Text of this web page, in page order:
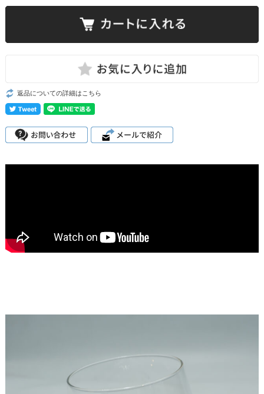
返品についての詳細はこちら